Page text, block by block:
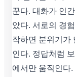
꾼다. 대화가 인
았다. 서로의 경
작하면 분위기가
인다. 정답처럼
에서만 움직인다